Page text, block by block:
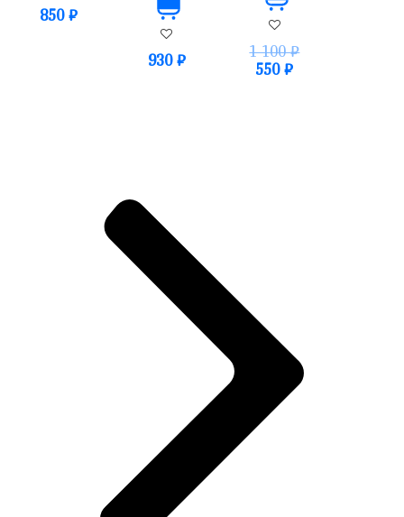
850 ₽
930 ₽ 1 100₽
550₽